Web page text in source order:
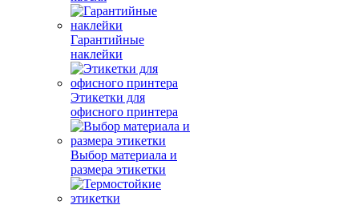
Гарантийные
наклейки
Этикетки для
офисного принтера
Выбор материала и
размера этикетки